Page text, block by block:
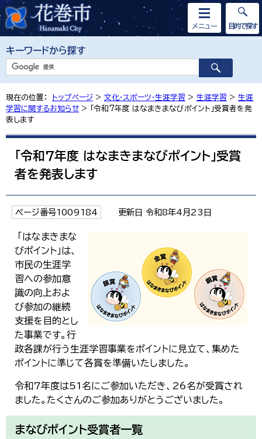
キーワードから探す
メニュー 目的で探す
現在の位置： トップページ > 文化・スポーツ・生涯学習 > 生涯学習 > 生涯
学習に関するお知らせ > 「令和7年度 はなまきまなびポイント」受賞者を発
表します
「令和7年度 はなまきまなびポイント」受賞
者を発表します
ページ番号1009184 更新日 令和8年4月23日
「はなまきまな
びポイント」は、
市民の生涯学
習への参加意
識の向上およ
び参加の継続
支援を目的とし
た事業です。行
政各課が行う生涯学習事業をポイントに見立て、集めた
ポイントに準じて各賞を準備いたしました。
令和7年度は51名にご参加いただき、26名が受賞され
ました。たくさんのご参加ありがとうございました。
まなびポイント受賞者一覧